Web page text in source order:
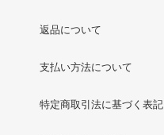
返品について
支払い方法について
特定商取引法に基づく表記